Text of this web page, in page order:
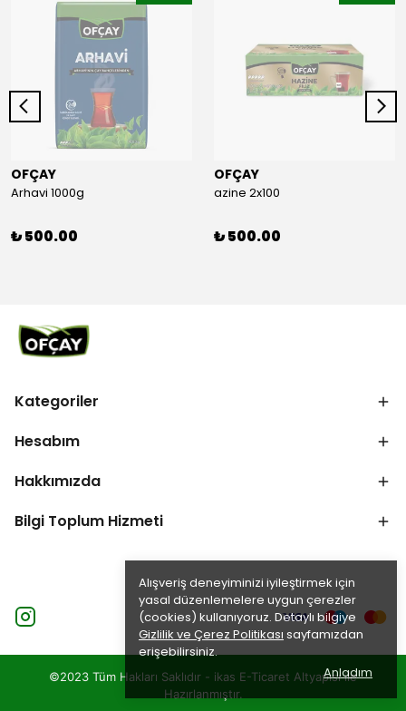
Alışveriş deneyiminizi iyileştirmek için
yasal düzenlemelere uygun çerezler
(cookies) kullanıyoruz. Detaylı bilgiye
Gizlilik ve Çerez Politikası sayfamızdan
erişebilirsiniz.
Anladım
OFÇAY
Arhavi 1000g
₺ 500.00
OFÇAY
azine 2x100
₺ 500.00
Kategoriler
Hesabım
Hakkımızda
Bilgi Toplum Hizmeti
©2023 Tüm Hakları Saklıdır - ikas E-Ticaret Altyapısı ile
Hazırlanmıştır.